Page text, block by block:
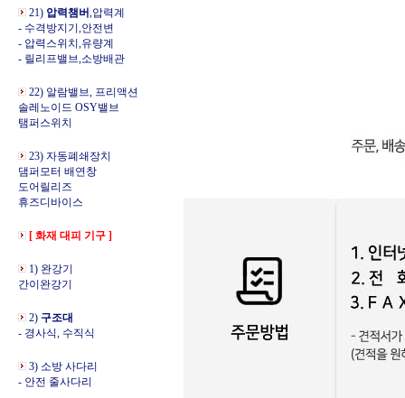
21) 압력챔버,압력계
- 수격방지기,안전변
- 압력스위치,유량계
- 릴리프밸브,소방배관
22) 알람밸브, 프리액션
솔레노이드 OSY밸브
탬퍼스위치
23) 자동폐쇄장치
댐퍼모터 배연창
도어릴리즈
휴즈디바이스
[ 화재 대피 기구 ]
1) 완강기
간이완강기
2) 구조대
- 경사식, 수직식
3) 소방 사다리
- 안전 줄사다리